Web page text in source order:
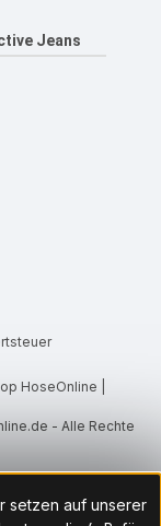
Jeans
HoseOnline |
- Alle Rechte
setzen auf unserer